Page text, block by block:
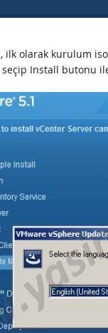
ilk olarak kurulum
Install butonu